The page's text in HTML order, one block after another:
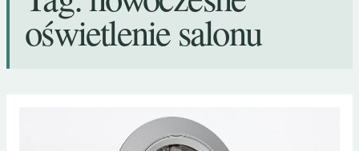
oświetlenie salonu